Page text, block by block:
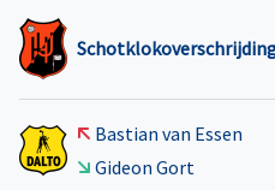
Bastian van Essen
Gideon Gort